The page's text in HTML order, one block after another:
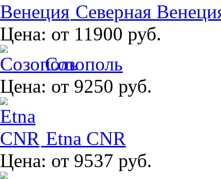
Северная
Цена: от 11900 руб.
Созополь
Цена: от 9250 руб.
Etna CNR
Цена: от 9537 руб.